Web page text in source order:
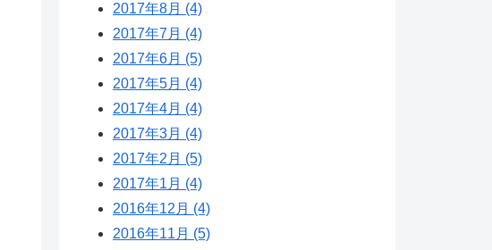
2017年8月 (4)
2017年7月 (4)
2017年6月 (5)
2017年5月 (4)
2017年4月 (4)
2017年3月 (4)
2017年2月 (5)
2017年1月 (4)
2016年12月 (4)
2016年11月 (5)